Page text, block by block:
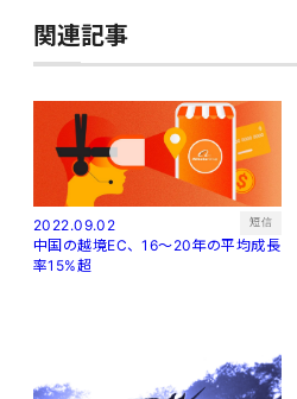
関連記事
2022.09.02 短信
中国の越境EC、16～20年の平均成長
率15%超